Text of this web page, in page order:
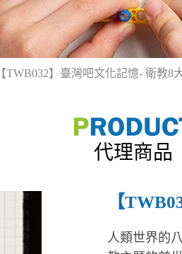
【TWB032】臺灣吧文化記憶- 衛教8
代理商品
【
人類世界的